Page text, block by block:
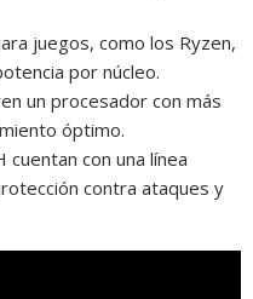
juegos, como los Ryzen,
por núcleo.
un procesador con más
óptimo.
con una línea
contra ataques y